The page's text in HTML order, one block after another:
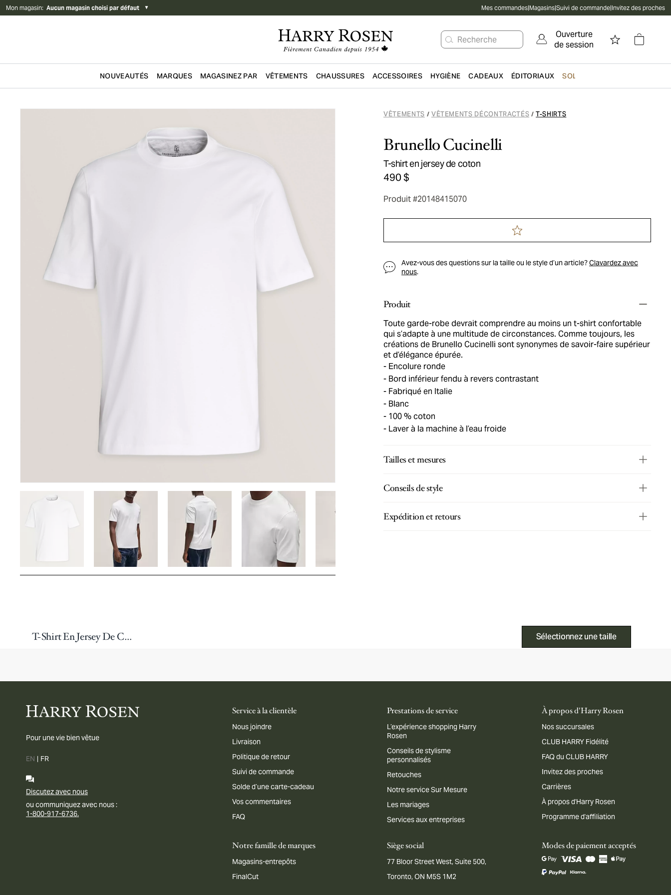
Mon magasin: Aucun magasin choisi par défaut ▼ Mes commandes|Magasins|Suivi de commande|Invitez des proches
Recherche
Ouverture
de session
Passer au contenu principal
NOUVEAUTÉS MARQUES MAGASINEZ PAR VÊTEMENTS CHAUSSURES ACCESSOIRES HYGIÈNE CADEAUX ÉDITORIAUX SOLDES
VÊTEMENTS / VÊTEMENTS DÉCONTRACTÉS / T-SHIRTS
Brunello Cucinelli
T-shirt en jersey de coton
490 $
Produit #20148415070
Avez-vous des questions sur la taille ou le style d’un article?Clavardez avec
nous.
Produit
Toute garde-robe devrait comprendre au moins un t-shirt confortable
qui s’adapte à une multitude de circonstances. Comme toujours, les
créations de Brunello Cucinelli sont synonymes de savoir-faire supérieur
et d’élégance épurée.
Encolure ronde
Bord inférieur fendu à revers contrastant
Fabriqué en Italie
Blanc
100 % coton
Laver à la machine à l’eau froide
Tailles et mesures
Conseils de style
Expédition et retours
T-Shirt En Jersey De Coton Sélectionnez une taille
Pour une vie bien vêtue
EN | FR
Discutez avec nous
ou communiquez avec nous :
1-800-917-6736.
Service à la clientèle
Nous joindre
Livraison
Politique de retour
Suivi de commande
Solde d’une carte-cadeau
Vos commentaires
FAQ
Prestations de service
L’expérience shopping Harry
Rosen
Conseils de stylisme
personnalisés
Retouches
Notre service Sur Mesure
Les mariages
Services aux entreprises
À propos d'Harry Rosen
Nos succursales
CLUB HARRY Fidélité
FAQ du CLUB HARRY
Invitez des proches
Carrières
À propos d'Harry Rosen
Programme d'affiliation
Notre famille de marques
Magasins-entrepôts
FinalCut
Siège social
77 Bloor Street West, Suite 500,
Toronto, ON M5S 1M2
Modes de paiement acceptés